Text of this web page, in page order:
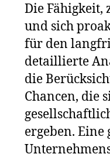
Die
und sich
für den
detaillierte
die
Chancen, die
ergeben.